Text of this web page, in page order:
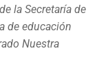
la Secretaría de
de educación
Nuestra